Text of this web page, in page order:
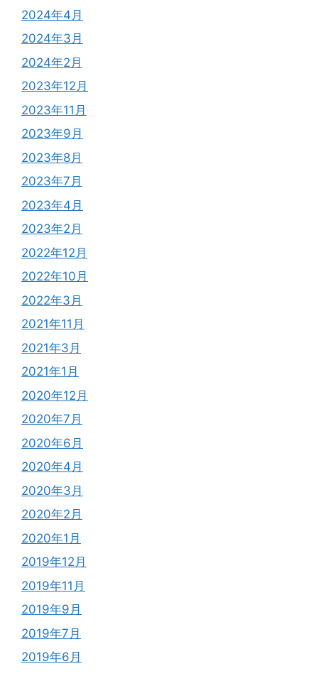
2024年4月
2024年3月
2024年2月
2023年12月
2023年11月
2023年9月
2023年8月
2023年7月
2023年4月
2023年2月
2022年12月
2022年10月
2022年3月
2021年11月
2021年3月
2021年1月
2020年12月
2020年7月
2020年6月
2020年4月
2020年3月
2020年2月
2020年1月
2019年12月
2019年11月
2019年9月
2019年7月
2019年6月